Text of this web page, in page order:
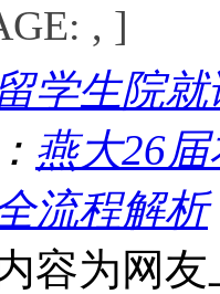
, ]
学生院
燕大26
流程解析
容为网